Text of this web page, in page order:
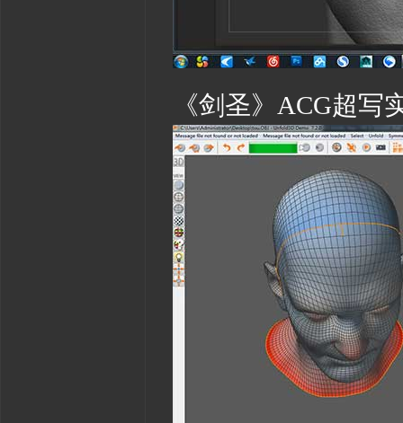
《剑圣》ACG超写